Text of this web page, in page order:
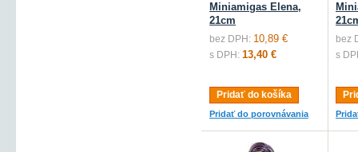
Miniamigas Elena,
21cm
bez DPH: 10,89 €
s DPH: 13,40 €
Pridať do košíka
Pridať do porovnávania
bez
s